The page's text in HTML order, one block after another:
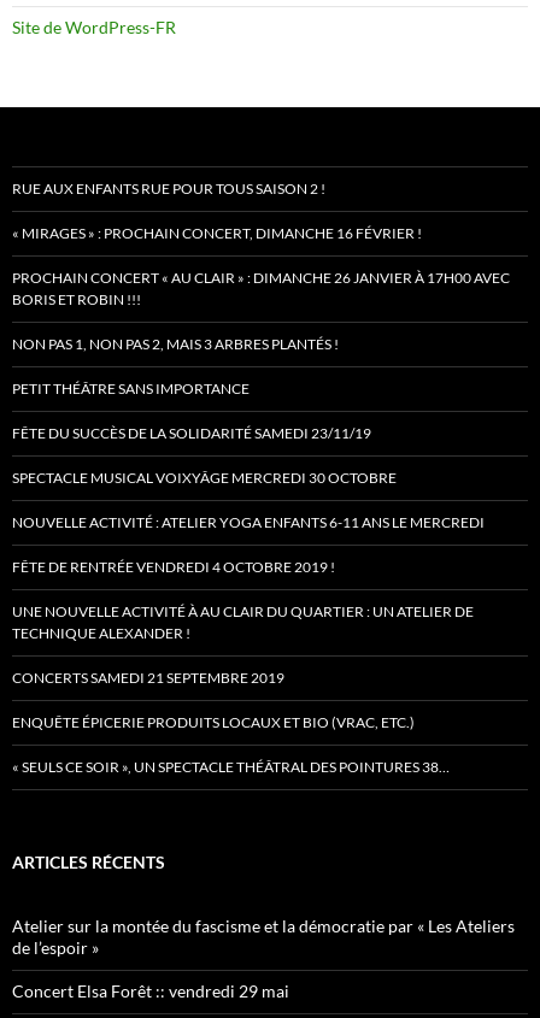
Site de WordPress-FR
RUE AUX ENFANTS RUE POUR TOUS SAISON 2 !
« MIRAGES » : PROCHAIN CONCERT, DIMANCHE 16 FÉVRIER !
PROCHAIN CONCERT « AU CLAIR » : DIMANCHE 26 JANVIER À 17H00 AVEC
BORIS ET ROBIN !!!
NON PAS 1, NON PAS 2, MAIS 3 ARBRES PLANTÉS !
PETIT THÉÂTRE SANS IMPORTANCE
FÊTE DU SUCCÈS DE LA SOLIDARITÉ SAMEDI 23/11/19
SPECTACLE MUSICAL VOIXYÂGE MERCREDI 30 OCTOBRE
NOUVELLE ACTIVITÉ : ATELIER YOGA ENFANTS 6-11 ANS LE MERCREDI
FÊTE DE RENTRÉE VENDREDI 4 OCTOBRE 2019 !
UNE NOUVELLE ACTIVITÉ À AU CLAIR DU QUARTIER : UN ATELIER DE
TECHNIQUE ALEXANDER !
CONCERTS SAMEDI 21 SEPTEMBRE 2019
ENQUÊTE ÉPICERIE PRODUITS LOCAUX ET BIO (VRAC, ETC.)
« SEULS CE SOIR », UN SPECTACLE THÉÂTRAL DES POINTURES 38…
ARTICLES RÉCENTS
Atelier sur la montée du fascisme et la démocratie par « Les Ateliers
de l’espoir »
Concert Elsa Forêt :: vendredi 29 mai